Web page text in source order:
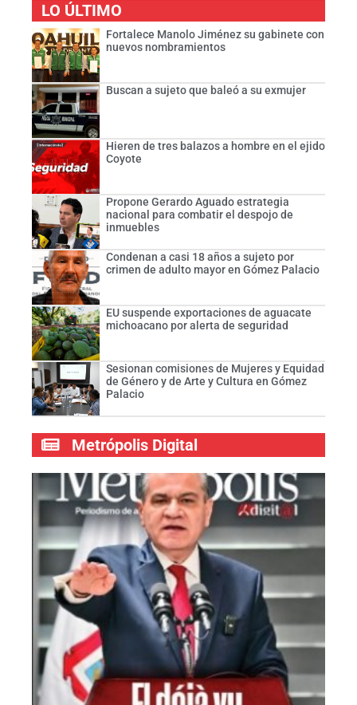
LO ÚLTIMO
Fortalece Manolo Jiménez su gabinete con
nuevos nombramientos
Buscan a sujeto que baleó a su exmujer
Hieren de tres balazos a hombre en el ejido
Coyote
Propone Gerardo Aguado estrategia
nacional para combatir el despojo de
inmuebles
Condenan a casi 18 años a sujeto por
crimen de adulto mayor en Gómez Palacio
EU suspende exportaciones de aguacate
michoacano por alerta de seguridad
Sesionan comisiones de Mujeres y Equidad
de Género y de Arte y Cultura en Gómez
Palacio
Metrópolis Digital